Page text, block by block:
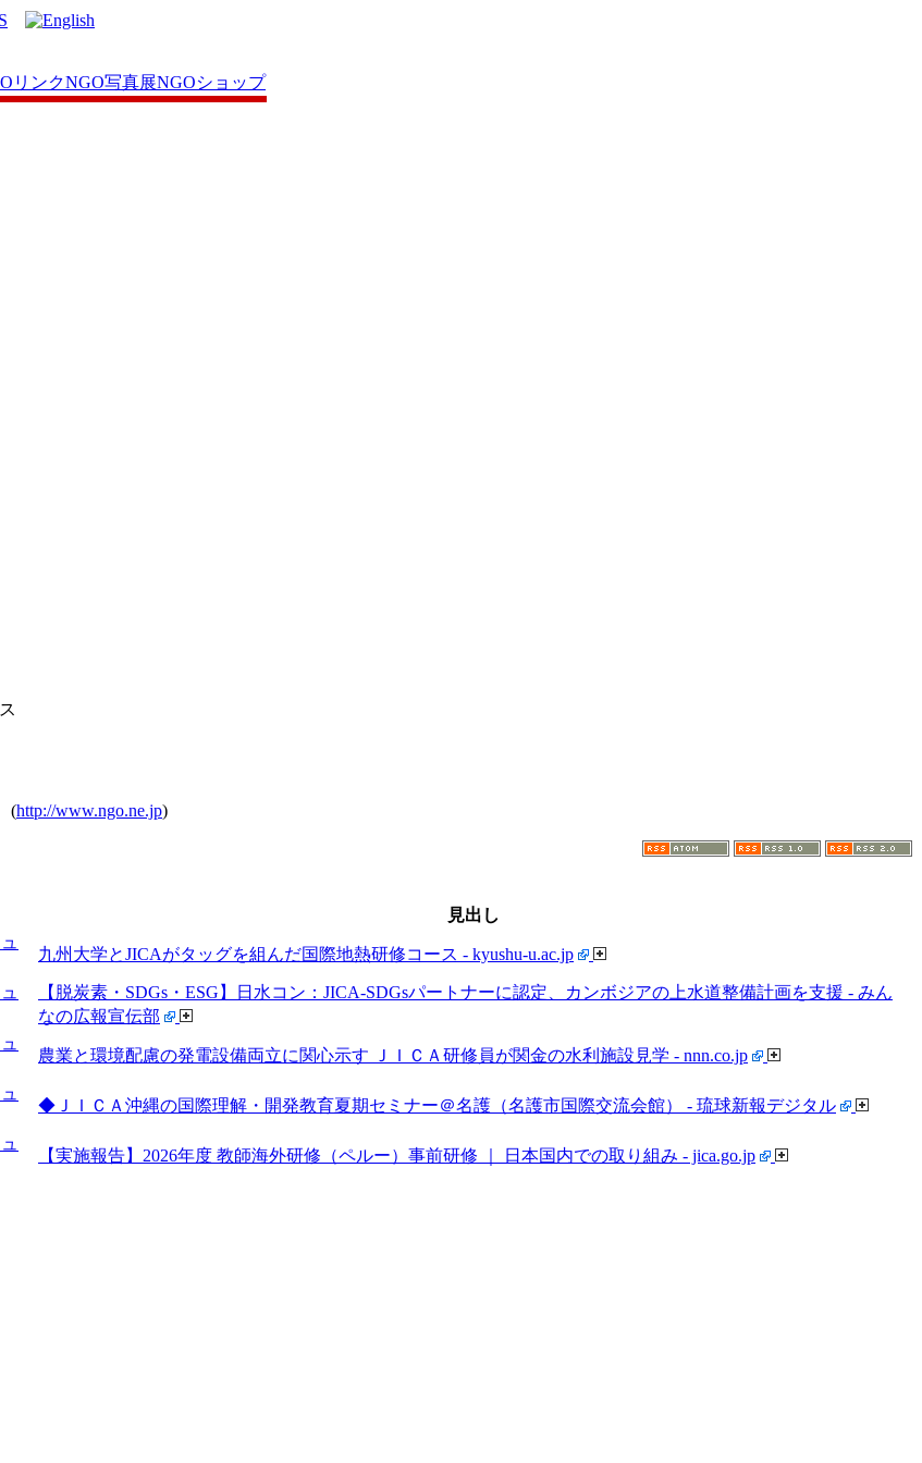
リンクNGO写真展NGOショップ
(http://www.ngo.ne.jp)
見出し
九州大学とJICAがタッグを組んだ国際地熱研修コース - kyushu-u.ac.jp
【脱炭素・SDGs・ESG】日水コン：JICA-SDGsパートナーに認定、カンボジアの上水道整備計画を支援 - みん
なの広報宣伝部
農業と環境配慮の発電設備両立に関心示す ＪＩＣＡ研修員が関金の水利施設見学 - nnn.co.jp
◆ＪＩＣＡ沖縄の国際理解・開発教育夏期セミナー＠名護（名護市国際交流会館） - 琉球新報デジタル
【実施報告】2026年度 教師海外研修（ペルー）事前研修 ｜ 日本国内での取り組み - jica.go.jp